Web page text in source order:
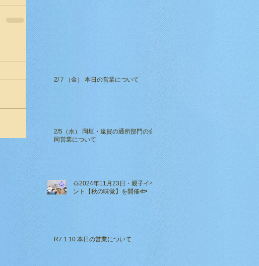
2/７（金） 本日の営業について
2/5（水） 岡垣・遠賀の通所部門の合
同営業について
🌰2024年11月23日・親子イベ
ント【秋の味覚】を開催🐟
R7.1.10 本日の営業について